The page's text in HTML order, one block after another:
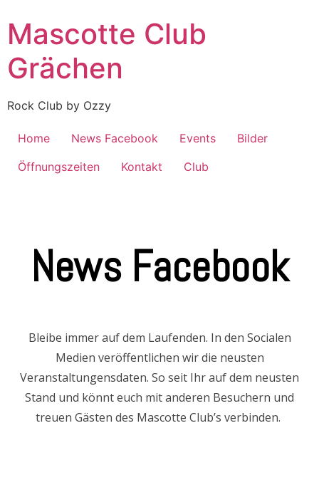
Mascotte Club
Grächen
Rock Club by Ozzy
Home News Facebook Events
Bilder
Öffnungszeiten
Kontakt Club
News Facebook
Bleibe immer auf dem Laufenden. In den Socialen
Medien veröffentlichen wir die neusten
Veranstaltungensdaten. So seit Ihr auf dem neusten
Stand und könnt euch mit anderen Besuchern und
treuen Gästen des Mascotte Club’s verbinden.